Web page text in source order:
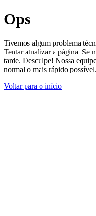
Ops
Tivemos algum problema
Tentar atualizar a página. Se
tarde. Desculpe! Nossa
normal o mais rápido possível.
Voltar para o início